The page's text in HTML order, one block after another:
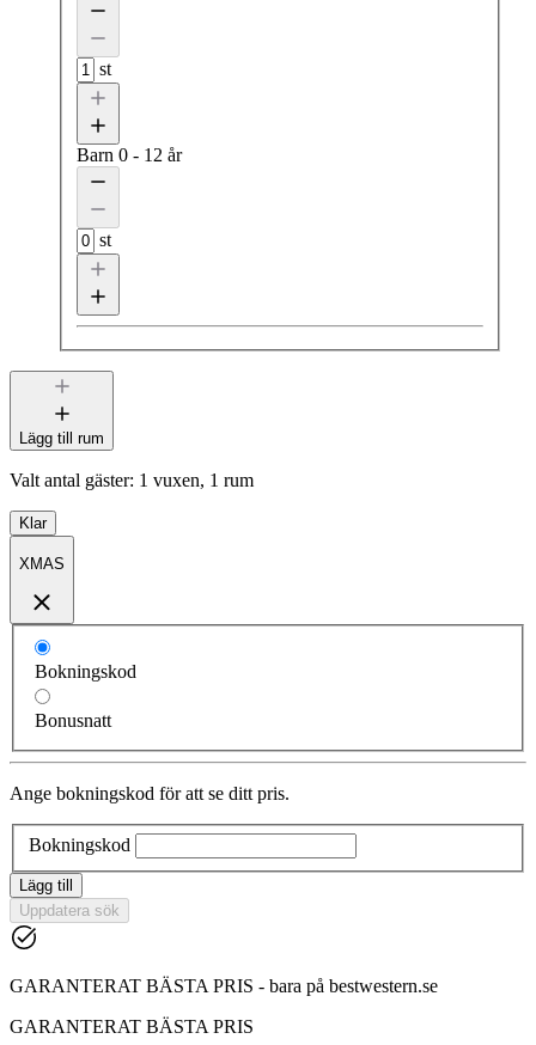
st
Barn 0 - 12 år
st
Lägg till rum
Valt antal gäster: 1 vuxen, 1 rum
Klar
XMAS
Bokningskod
Bonusnatt
Ange bokningskod för att se ditt pris.
Bokningskod
Lägg till
Uppdatera sök
GARANTERAT BÄSTA PRIS - bara på bestwestern.se
GARANTERAT BÄSTA PRIS